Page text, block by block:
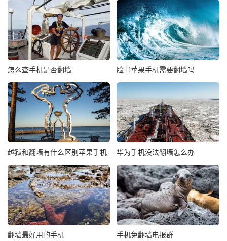
怎么查手机是否翻墙 脸书苹果手机需要翻墙吗
越狱和翻墙有什么区别苹果手机 华为手机没法翻墙怎么办
翻墙最好用的手机 手机免翻墙电报群